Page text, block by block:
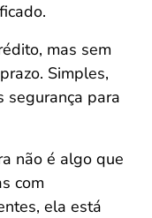
mas sem
Simples,
segurança para
não é algo que
com
ela está